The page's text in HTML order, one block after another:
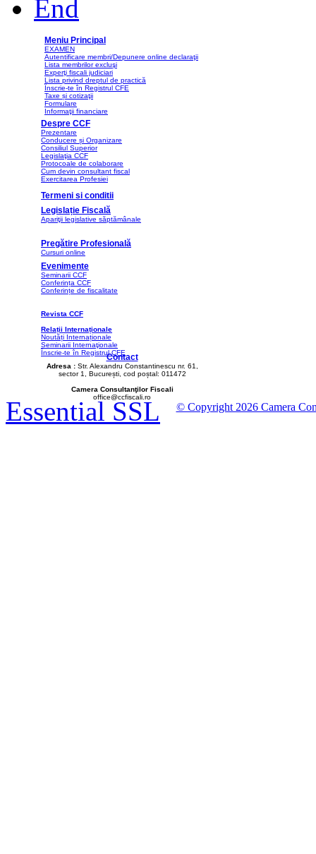
End
Meniu Principal
EXAMEN
Autentificare membri/Depunere online declaraţii
Lista membrilor excluşi
Experţi fiscali judiciari
Lista privind dreptul de practică
Înscrie-te în Registrul CFE
Taxe și cotizaţii
Formulare
Informaţii financiare
Despre CCF
Prezentare
Conducere și Organizare
Consiliul Superior
Legislaţia CCF
Protocoale de colaborare
Cum devin consultant fiscal
Exercitarea Profesiei
Termeni si conditii
Legislație Fiscală
Apariţii legislative săptămânale
Pregătire Profesională
Cursuri online
Evenimente
Seminarii CCF
Conferința CCF
Conferințe de fiscalitate
Revista CCF
Relații Internaționale
Noutăți Internaționale
Seminarii Internaţionale
Înscrie-te în Registrul CFE
Contact
Adresa : Str. Alexandru Constantinescu nr. 61,
sector 1, București, cod poștal: 011472
Camera Consultanţilor Fiscali
office@ccfiscali.ro
© Copyright 2026 Camera
Essential SSL